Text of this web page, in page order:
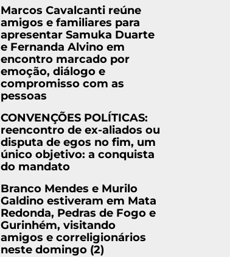
Marcos Cavalcanti reúne
amigos e familiares para
apresentar Samuka Duarte
e Fernanda Alvino em
encontro marcado por
emoção, diálogo e
compromisso com as
pessoas
CONVENÇÕES POLÍTICAS:
reencontro de ex-aliados ou
disputa de egos no fim, um
único objetivo: a conquista
do mandato
Branco Mendes e Murilo
Galdino estiveram em Mata
Redonda, Pedras de Fogo e
Gurinhém, visitando
amigos e correligionários
neste domingo (2)